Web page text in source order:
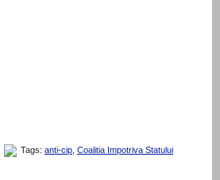
Tags: anti-cip Coalitia Impotriva Statului